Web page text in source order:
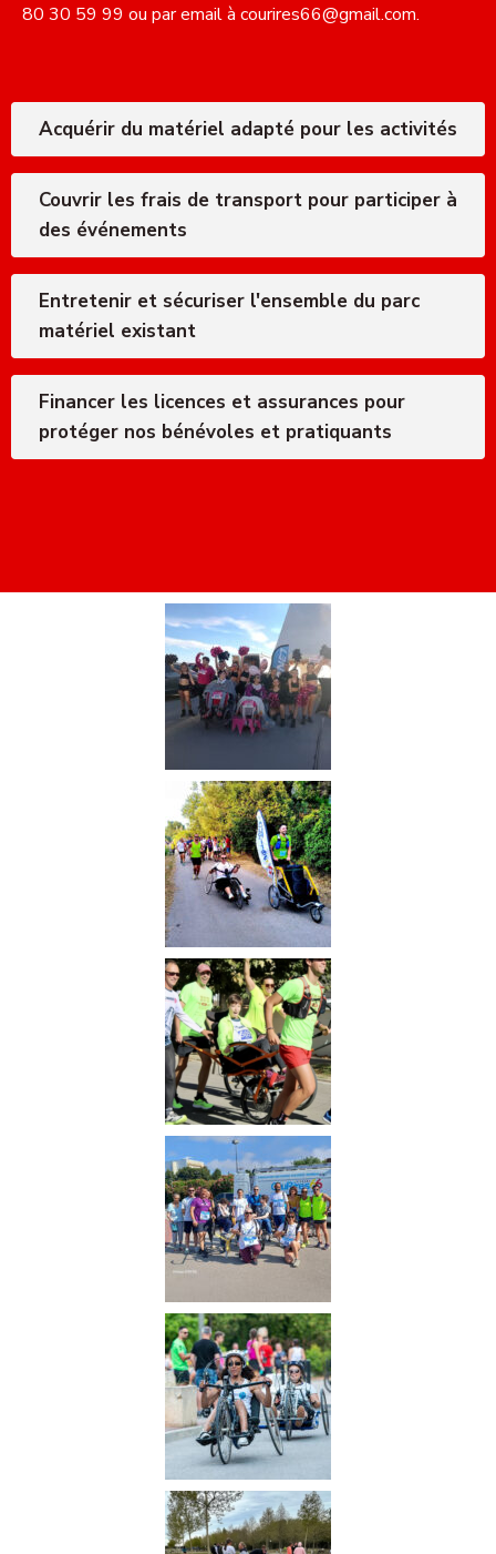
80 30 59 99 ou par email à courires66@gmail.com.
Acquérir du matériel adapté pour les activités
Couvrir les frais de transport pour participer à
des événements
Entretenir et sécuriser l'ensemble du parc
matériel existant
Financer les licences et assurances pour
protéger nos bénévoles et pratiquants